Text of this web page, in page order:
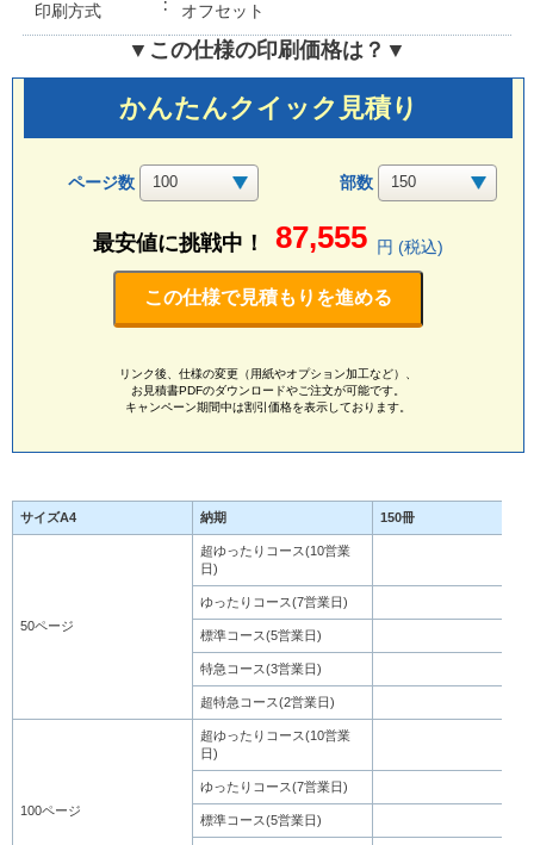
印刷方式 オフセット
▼この仕様の印刷価格は？▼
かんたんクイック見積り
ページ数 部数
最安値に挑戦中！ 87,555 円 (税込)
この仕様で見積もりを進める
リンク後、仕様の変更（用紙やオプション加工など）、
お見積書PDFのダウンロードやご注文が可能です。
キャンペーン期間中は割引価格を表示しております。
サイズA4 納期 150冊
50ページ
超ゆったりコース(10営業
日)
ゆったりコース(7営業日)
標準コース(5営業日)
特急コース(3営業日)
超特急コース(2営業日)
100ページ
超ゆったりコース(10営業
日)
ゆったりコース(7営業日)
標準コース(5営業日)